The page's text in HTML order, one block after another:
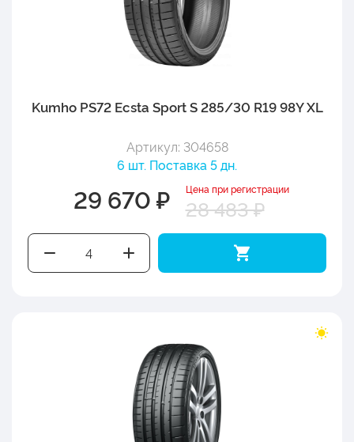
Kumho PS72 Ecsta Sport S 285/30 R19 98Y XL
Артикул: 304658
6 шт. Поставка 5 дн.
29 670 ₽ Цена при регистрации
28 483 ₽